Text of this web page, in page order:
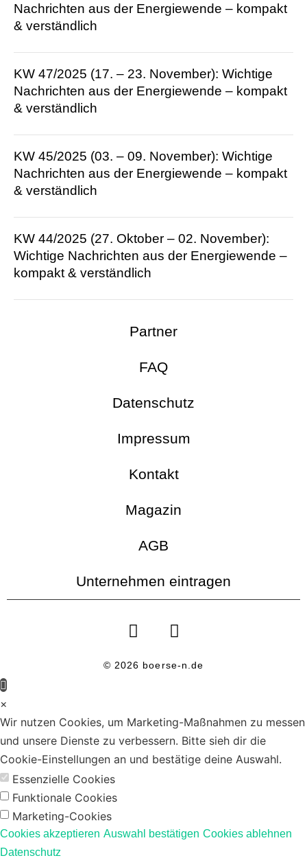
Nachrichten aus der Energie­wende – kompakt
& verständlich
KW 47/2025 (17. – 23. November): Wichtige
Nachrichten aus der Energie­wende – kompakt
& verständlich
KW 45/2025 (03. – 09. November): Wichtige
Nachrichten aus der Energie­wende – kompakt
& verständlich
KW 44/2025 (27. Oktober – 02. November):
Wichtige Nachrichten aus der Energie­wende –
kompakt & verständlich
Partner
FAQ
Datenschutz
Impressum
Kontakt
Magazin
AGB
Unternehmen eintragen
© 2026 boerse-n.de
×
Wir nutzen Cookies, um Marketing-Maßnahmen zu messen
und unsere Dienste zu verbessern. Bitte sieh dir die
Cookie-Einstellungen an und bestätige deine Auswahl.
Essenzielle Cookies
Funktionale Cookies
Marketing-Cookies
Cookies akzeptieren Auswahl bestätigen Cookies ablehnen
Datenschutz